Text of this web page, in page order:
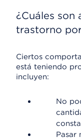
¿Cuáles son
trastorno
Ciertos
está teniendo
incluyen:
No
Pasar